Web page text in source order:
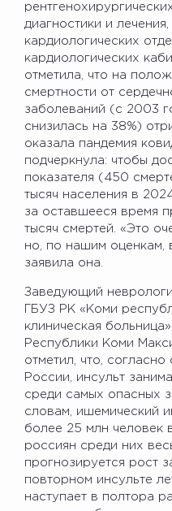
диагностики и лечения,
кардиологических
кардиологических
отметила, что на
смертности от
заболеваний (с 2003
снизилась на 38%)
оказала пандемия
подчеркнула: чтобы
показателя (450
тысяч населения в
за оставшееся время
тысяч смертей. «Это
но, по нашим оценкам,
заявила она.
Заведующий
ГБУЗ РК «Коми
клиническая
Республики Коми
отметил, что,
России, инсульт
среди самых опасных
словам, ишемический
более 25 млн человек
россиян среди них
прогнозируется рост
повторном инсульте
наступает в полтора